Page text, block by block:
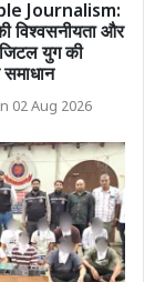
Journalism:
विश्वसनीयता और
युग की
02 Aug 2026